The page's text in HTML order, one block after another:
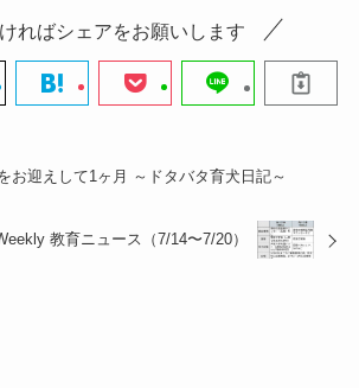
ればシェアをお願いします
お迎えして1ヶ月 ～ドタバタ育犬日記～
教育ニュース（7/14〜7/20）